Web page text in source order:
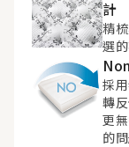
計
精
選
採
轉
更
的